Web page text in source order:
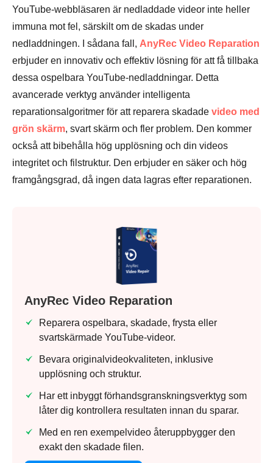
YouTube-webbläsaren är nedladdade videor inte heller
immuna mot fel, särskilt om de skadas under
nedladdningen. I sådana fall, AnyRec Video Reparation
erbjuder en innovativ och effektiv lösning för att få tillbaka
dessa ospelbara YouTube-nedladdningar. Detta
avancerade verktyg använder intelligenta
reparationsalgoritmer för att reparera skadade video med
grön skärm, svart skärm och fler problem. Den kommer
också att bibehålla hög upplösning och din videos
integritet och filstruktur. Den erbjuder en säker och hög
framgångsgrad, då ingen data lagras efter reparationen.
AnyRec Video Reparation
Reparera ospelbara, skadade, frysta eller
svartskärmade YouTube-videor.
Bevara originalvideokvaliteten, inklusive
upplösning och struktur.
Har ett inbyggt förhandsgranskningsverktyg som
låter dig kontrollera resultaten innan du sparar.
Med en ren exempelvideo återuppbygger den
exakt den skadade filen.